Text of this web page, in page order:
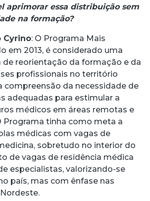
aprimorar essa distribuição sem
na formação?
Cyrino: O Programa Mais
em 2013, é considerado uma
reorientação da formação e da
profissionais no território
compreensão da necessidade de
adequadas para estimular a
médicos em áreas remotas e
Programa tinha como meta a
médicas com vagas de
sobretudo no interior do
de vagas de residência médica
especialistas, valorizando-se
país, mas com ênfase nas